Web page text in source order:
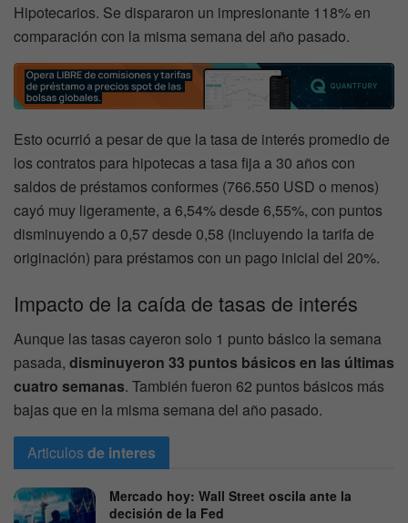
Hipotecarios. Se dispararon un impresionante 118% en
comparación con la misma semana del año pasado.
Esto ocurrió a pesar de que la tasa de interés promedio de
los contratos para hipotecas a tasa fija a 30 años con
saldos de préstamos conformes (766.550 USD o menos)
cayó muy ligeramente, a 6,54% desde 6,55%, con puntos
disminuyendo a 0,57 desde 0,58 (incluyendo la tarifa de
originación) para préstamos con un pago inicial del 20%.
Impacto de la caída de tasas de interés
Aunque las tasas cayeron solo 1 punto básico la semana
pasada, disminuyeron 33 puntos básicos en las últimas
cuatro semanas. También fueron 62 puntos básicos más
bajas que en la misma semana del año pasado.
Articulosde interes
Mercado hoy: Wall Street oscila ante la
decisión de la Fed